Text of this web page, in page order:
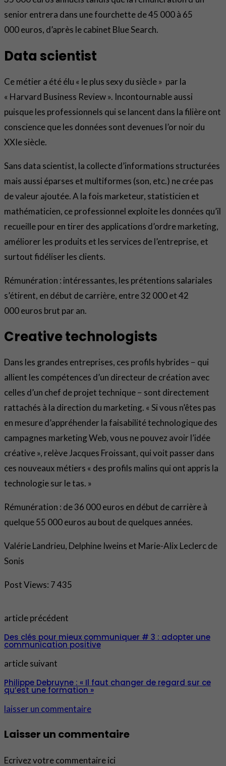
senior entrera dans une fourchette de 45 000 à 65
000 euros, d’après le cabinet Blue Search.
Data scientist
Ce métier a été élu « le plus sexy du siècle » par la
« Harvard Business Review ». Incontournable aussi
puisque les professionnels qui se lancent dans la filière ont
conscience que les données sont devenues l’or noir du
XXIe siècle.
Sans data scientist, la collecte d’informations structurées
mais aussi éparses et multiformes (son, etc.) ne crée pas
de valeur ajoutée. A la fois marketeur, statisticien et
mathématicien, ce professionnel exploite les données qu’il
recueille pour en tirer des applications d’ordre marketing,
améliorer les produits et les services de l’entreprise, et
surtout fidéliser les clients.
Rémunération : intéressantes, les prétentions salariales
s’étirent, en début de carrière, entre 32 000 et 42
000 euros brut par an.
Creative technologists
Dans les grandes entreprises, ces profils hybrides − qui
allient les compétences d’un directeur de création avec
celles d’un chef de projet technique − sont directement
rattachés à la direction du marketing. « Si vous n’êtes pas
en mesure d’appréhender la faisabilité technologique des
campagnes marketing Web, vous ne pouvez avoir l’idée
créative », relève Jacques Froissant, qui voit passer dans
ces nouveaux métiers « des profils malins qui ont appris la
technologie sur le tas. »
Rémunération : de 36 000 euros en début de carrière à
quelque 55 000 euros au bout de quelques années.
Valérie Landrieu, Delphine Iweins et Marie-Alix Leclerc de
Sonis
Post Views: 7 435
article précédent
Des clés pour mieux communiquer # 3 : adopter une
communication positive
article suivant
Philippe Debruyne : « Il faut changer de regard sur ce
qu’est une formation »
laisser un commentaire
Laisser un commentaire
Ecrivez votre commentaire ici